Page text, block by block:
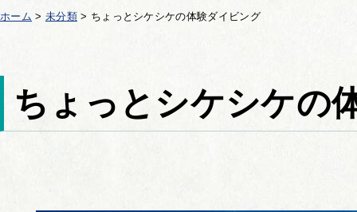
ホーム > 未分類> ちょっとシケシケの体験ダイビング
ちょっとシケシケの